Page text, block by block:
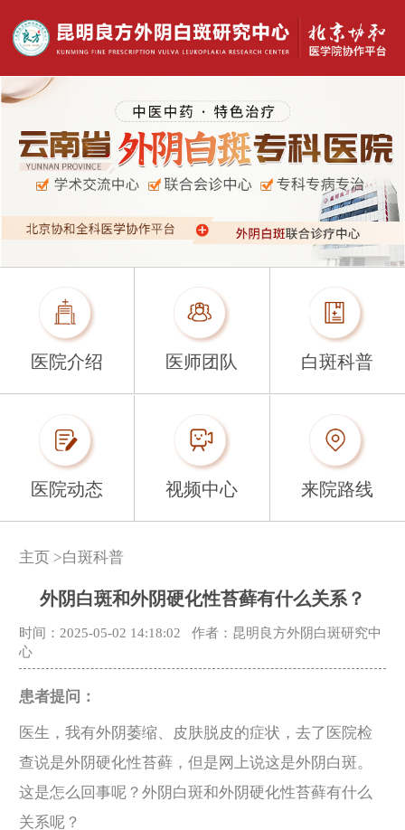
医院介绍 医师团队 白斑科普
医院动态 视频中心 来院路线
主页 >白斑科普
外阴白斑和外阴硬化性苔藓有什么关系？
时间：2025-05-02 14:18:02
作者：昆明良方外阴白斑研究中
心
患者提问：
医生，我有外阴萎缩、皮肤脱皮的症状，去了医院检
查说是外阴硬化性苔藓，但是网上说这是外阴白斑。
这是怎么回事呢？外阴白斑和外阴硬化性苔藓有什么
关系呢？